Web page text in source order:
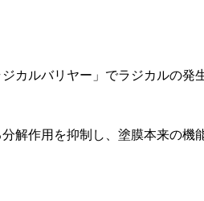
ルバリヤー」でラジカルの発
作用を抑制し、塗膜本来の機